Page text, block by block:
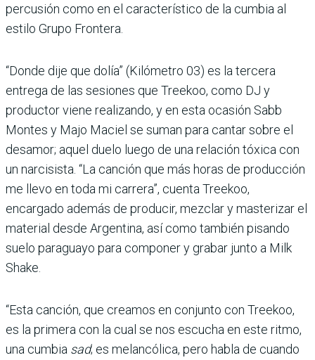
percusión como en el característico de la cumbia al
estilo Grupo Frontera.
“Donde dije que dolía” (Kilómetro 03) es la tercera
entrega de las sesiones que Treekoo, como DJ y
productor viene realizando, y en esta ocasión Sabb
Montes y Majo Maciel se suman para cantar sobre el
desamor; aquel duelo luego de una relación tóxica con
un narcisista. “La canción que más horas de producción
me llevo en toda mi carrera”, cuenta Treekoo,
encargado además de producir, mezclar y masterizar el
material desde Argentina, así como también pisando
suelo paraguayo para componer y grabar junto a Milk
Shake.
“Esta canción, que creamos en conjunto con Treekoo,
es la primera con la cual se nos escucha en este ritmo,
una cumbia sad; es melancólica, pero habla de cuando